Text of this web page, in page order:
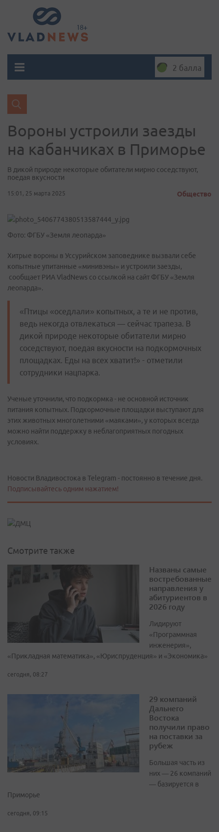
2 балла
Вороны устроили заезды
на кабанчиках в Приморье
В дикой природе некоторые обитатели мирно соседствуют,
поедая вкусности
15:01, 25 марта 2025 Общество
Фото: ФГБУ «Земля леопарда»
Хитрые вороны в Уссурийском заповеднике вызвали себе
копытные упитанные «минивэны» и устроили заезды,
сообщает РИА VladNews со ссылкой на сайт ФГБУ «Земля
леопарда».
«Птицы «оседлали» копытных, а те и не против,
ведь некогда отвлекаться — сейчас трапеза. В
дикой природе некоторые обитатели мирно
соседствуют, поедая вкусности на подкормочных
площадках. Еды на всех хватит!» - отметили
сотрудники нацпарка.
Ученые уточнили, что подкормка - не основной источник
питания копытных. Подкормочные площадки выступают для
этих животных многолетними «маяками», у которых всегда
можно найти поддержку в неблагоприятных погодных
условиях.
Новости Владивостока в Telegram - постоянно в течение дня.
Подписывайтесь одним нажатием!
Смотрите также
Названы самые
востребованные
направления у
абитуриентов в
2026 году
Лидируют
«Программная
инженерия»,
«Прикладная математика», «Юриспруденция» и «Экономика»
сегодня, 08:27
29 компаний
Дальнего
Востока
получили право
на поставки за
рубеж
Большая часть из
них — 26 компаний
— базируется в
Приморье
сегодня, 09:15